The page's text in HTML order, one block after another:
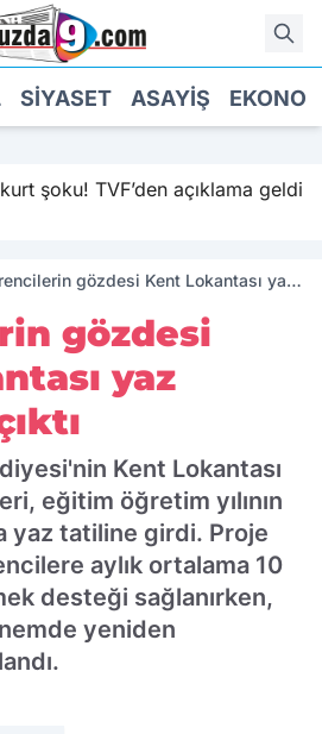
SIYASET ASAYIŞ
şoku! TVF’den açıklama geldi
gözdesi Kent Lokantası yaz
gözdesi
yaz
Kent Lokantası
eğitim öğretim yılının
yaz tatiline girdi. Proje
aylık ortalama 10
desteği sağlanırken,
yeniden